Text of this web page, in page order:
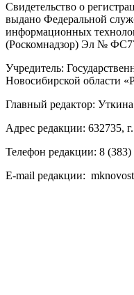
Свидетельство о
выдано Федеральной
информационных
(Роскомнадзор) Эл №
Учредитель:
Новосибирской области
Главный редактор:
Адрес редакции: 632735,
Телефон редакции: 8 (383)
E-mail редакции: